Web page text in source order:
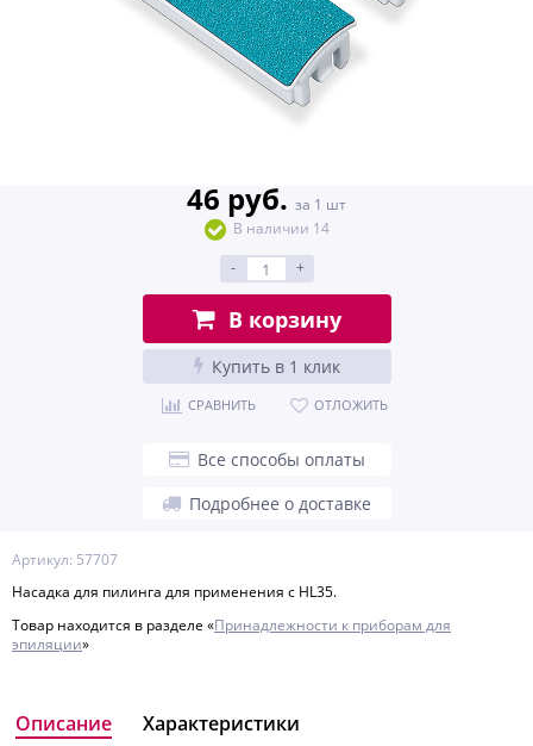
Артикул: 57707
Насадка для пилинга для применения с HL35.
Товар находится в разделе «Принадлежности к приборам для
эпиляции»
46 руб. за 1 шт
В наличии 14
-
+
В корзину
Купить в 1 клик
СРАВНИТЬ ОТЛОЖИТЬ
Все способы оплаты
Подробнее о доставке
Описание
Характеристики